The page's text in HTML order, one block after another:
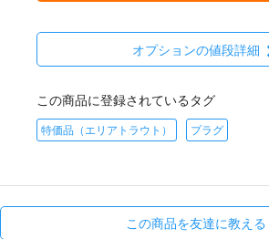
オプションの値段詳細
この商品に登録されているタグ
特価品（エリアトラウト） プラグ
この商品を友達に教える